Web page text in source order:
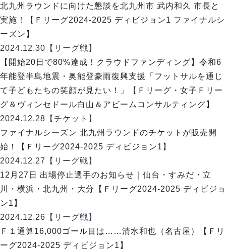
メットライフ生命Ｆリーグカップ 2026
試合日程・結果
大会概要
アリーナ情報
チケット情報
過去の記録
リガーレヴィア葛飾
Y．S．C．C．横浜
ヴィンセドール白山
アグレミーナ浜松
デウソン神戸
ポルセイド浜田
ミラクルスマイル新居浜
記念ゴール
ハットトリック
担当審判員
選手の通算記録（Ｆ１）
エスポラーダ北海道
バルドラール浦安
フウガドールすみだ
しながわシティ
立川アスレティックFC
ペスカドーラ町田
湘南ベルマーレ
ボアルース長野
名古屋オーシャンズ
ボルクバレット北九州
バサジィ大分
DIVISION 02
FOLLOW US!
北九州ラウンドに向けた懇談を北九州市 武内和久 市長と
実施！【Ｆリーグ2024-2025 ディビジョン1 ファイナルシ
ーズン】
2024.12.30 【リーグ戦】
【開始20日で80%達成！クラウドファンディング】令和6
年能登半島地震・奥能登豪雨復興支援「フットサルを通じ
て子どもたちの笑顔が見たい！」【Ｆリーグ・女子Ｆリー
グ＆ヴィンセドール白山＆アビームコンサルティング】
2024.12.28 【チケット】
ファイナルシーズン 北九州ラウンドのチケットが販売開
始！【Ｆリーグ2024-2025 ディビジョン1】
2024.12.27
【リーグ戦】
12月27日 出場停止選手のお知らせ｜仙台・すみだ・立
川・横浜・北九州・大分【Ｆリーグ2024-2025 ディビジョ
ン1】
2024.12.26 【リーグ戦】
Ｆ１通算16,000ゴール目は……清水和也（名古屋）【Ｆリ
ーグ2024-2025 ディビジョン1】